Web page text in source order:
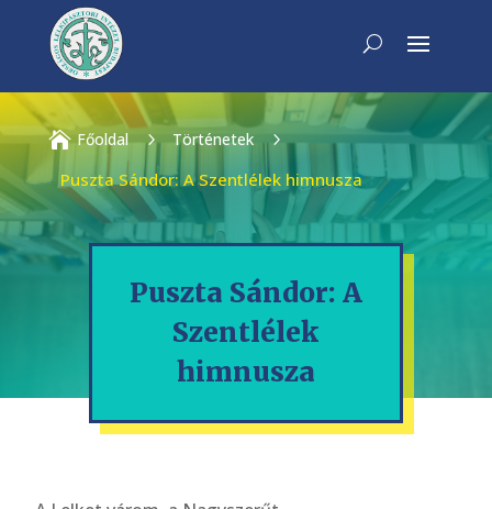
 Főoldal 5 Történetek 5
Puszta Sándor: A Szentlélek himnusza
Puszta Sándor: A
Szentlélek
himnusza